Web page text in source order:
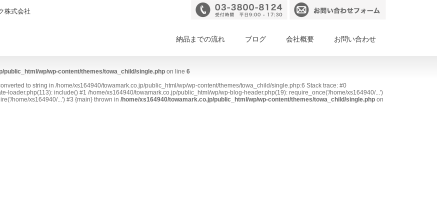
株式会社
納品までの流れ ブログ 会社概要 お問い合わせ
public_html/wp/wp-content/themes/towa_child/single.php on line 6
to string in /home/xs164940/towamark.co.jp/public_html/wp/wp-content/themes/towa_child/single.php:6 Stack trace: #0
loader.php(113): include() #1 /home/xs164940/towamark.co.jp/public_html/wp/wp-blog-header.php(19): require_once('/home/xs164940/...')
home/xs164940/...') #3 {main} thrown in /home/xs164940/towamark.co.jp/public_html/wp/wp-content/themes/towa_child/single.php on